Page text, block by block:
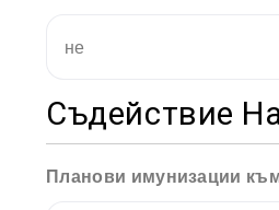
не
Съдействие
Планови имунизации